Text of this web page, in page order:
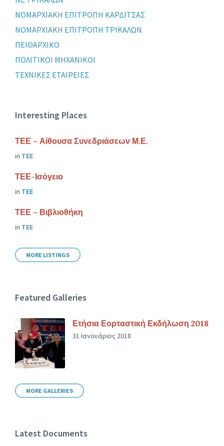
ΝΟΜΑΡΧΙΑΚΗ ΕΠΙΤΡΟΠΗ ΚΑΡΔΙΤΣΑΣ
ΝΟΜΑΡΧΙΑΚΗ ΕΠΙΤΡΟΠΗ ΤΡΙΚΑΛΩΝ
ΠΕΙΘΑΡΧΙΚΟ
ΠΟΛΙΤΙΚΟΙ ΜΗΧΑΝΙΚΟΙ
ΤΕΧΝΙΚΕΣ ΕΤΑΙΡΕΙΕΣ
Interesting Places
ΤΕΕ – Αίθουσα Συνεδριάσεων Μ.Ε.
in ΤΕΕ
ΤΕΕ-Ισόγειο
in ΤΕΕ
ΤΕΕ – Βιβλιοθήκη
in ΤΕΕ
MORE LISTINGS
Featured Galleries
Ετήσια Εορταστική Εκδήλωση 2018
31 Ιανουάριος 2018
MORE GALLERIES
Latest Documents